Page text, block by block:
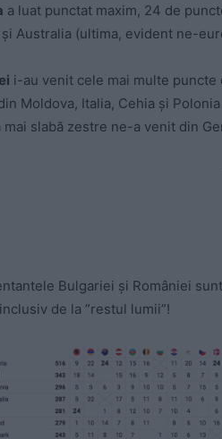
a luat punctat maxim, 24 de
Australia (ultima, evident ne-
i-au venit cele mai multe puncte
Moldova, Italia, Cehia și
mai slabă zestre ne-a venit din
Bulgariei și României
de la ”restul lumii”!